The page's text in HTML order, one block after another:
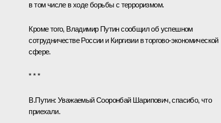
в том числе в ходе борьбы с терроризмом.
Кроме того, Владимир Путин сообщил об успешном
сотрудничестве России и Киргизии в торгово-экономической
сфере.
* * *
В.Путин: Уважаемый Сооронбай Шарипович, спасибо, что
приехали.